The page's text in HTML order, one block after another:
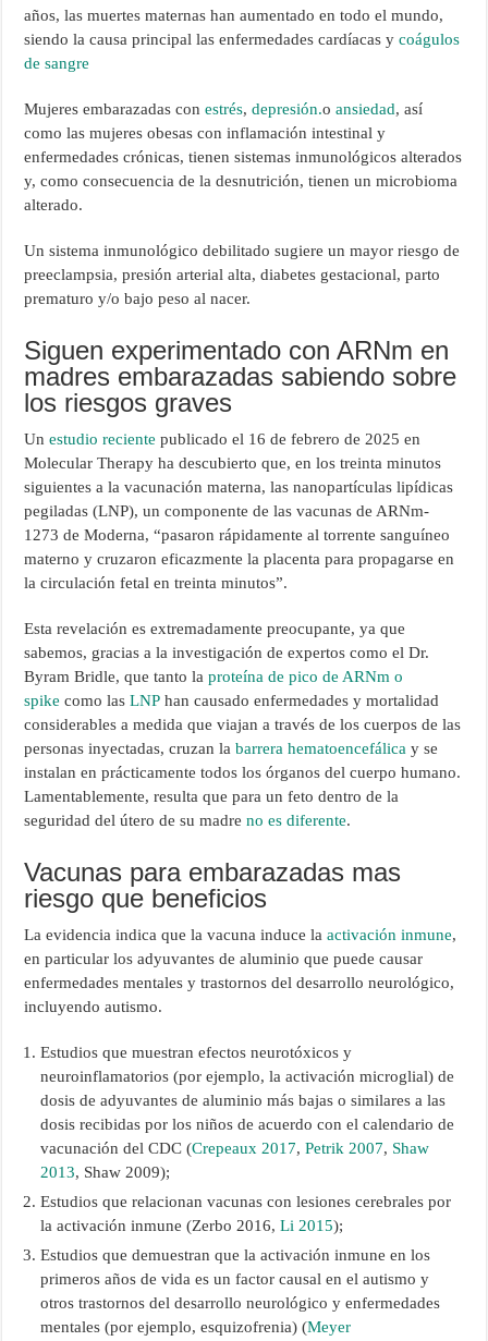
años, las muertes maternas han aumentado en todo el mundo,
siendo la causa principal las enfermedades cardíacas ycoágulos
de sangre
Mujeres embarazadas conestrés,depresión.oansiedad, así
como las mujeres obesas con inflamación intestinal y
enfermedades crónicas, tienen sistemas inmunológicos alterados
y, como consecuencia de la desnutrición, tienen un microbioma
alterado.
Un sistema inmunológico debilitado sugiere un mayor riesgo de
preeclampsia, presión arterial alta, diabetes gestacional, parto
prematuro y/o bajo peso al nacer.
Siguen experimentado con ARNm en
madres embarazadas sabiendo sobre
los riesgos graves
Unestudio reciente publicado el 16 de febrero de 2025 en
Molecular Therapy ha descubierto que, en los treinta minutos
siguientes a la vacunación materna, las nanopartículas lipídicas
pegiladas (LNP), un componente de las vacunas de ARNm-
1273 de Moderna, “pasaron rápidamente al torrente sanguíneo
materno y cruzaron eficazmente la placenta para propagarse en
la circulación fetal en treinta minutos”.
Esta revelación es extremadamente preocupante, ya que
sabemos, gracias a la investigación de expertos como el Dr.
Byram Bridle, que tanto laproteína de pico de ARNm o
spike como lasLNP han causado enfermedades y mortalidad
considerables a medida que viajan a través de los cuerpos de las
personas inyectadas, cruzan labarrera hematoencefálica y se
instalan en prácticamente todos los órganos del cuerpo humano.
Lamentablemente, resulta que para un feto dentro de la
seguridad del útero de su madreno es diferente.
Vacunas para embarazadas mas
riesgo que beneficios
La evidencia indica que la vacuna induce laactivación inmune,
en particular los adyuvantes de aluminio que puede causar
enfermedades mentales y trastornos del desarrollo neurológico,
incluyendo autismo.
Estudios que muestran efectos neurotóxicos y
neuroinflamatorios (por ejemplo, la activación microglial) de
dosis de adyuvantes de aluminio más bajas o similares a las
dosis recibidas por los niños de acuerdo con el calendario de
vacunación del CDC (Crepeaux 2017,Petrik 2007, Shaw
2013, Shaw 2009);
Estudios que relacionan vacunas con lesiones cerebrales por
la activación inmune (Zerbo 2016,Li 2015);
Estudios que demuestran que la activación inmune en los
primeros años de vida es un factor causal en el autismo y
otros trastornos del desarrollo neurológico y enfermedades
mentales (por ejemplo, esquizofrenia) (Meyer